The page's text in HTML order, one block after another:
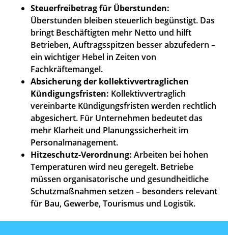
Steuerfreibetrag für Überstunden:
Überstunden bleiben steuerlich begünstigt. Das
bringt Beschäftigten mehr Netto und hilft
Betrieben, Auftragsspitzen besser abzufedern –
ein wichtiger Hebel in Zeiten von
Fachkräftemangel.
Absicherung der kollektivvertraglichen
Kündigungsfristen: Kollektivvertraglich
vereinbarte Kündigungsfristen werden rechtlich
abgesichert. Für Unternehmen bedeutet das
mehr Klarheit und Planungssicherheit im
Personalmanagement.
Hitzeschutz-Verordnung: Arbeiten bei hohen
Temperaturen wird neu geregelt. Betriebe
müssen organisatorische und gesundheitliche
Schutzmaßnahmen setzen – besonders relevant
für Bau, Gewerbe, Tourismus und Logistik.